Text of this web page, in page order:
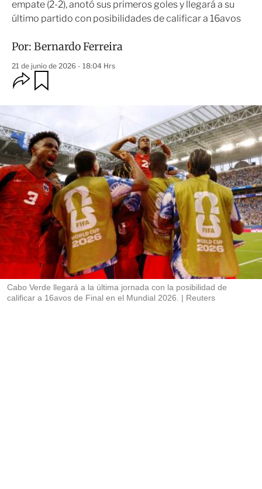
empate (2-2), anotó sus primeros goles y llegará a su
último partido con posibilidades de calificar a 16avos
Por: Bernardo Ferreira
21 de junio de 2026 - 18:04 Hrs
O
p
i
n
e
s
d
e
c
o
m
p
a
r
i
r
a
r
Cabo Verde llegará a la última jornada con la posibilidad de
calificar a 16avos de Final en el Mundial 2026.
Reuters